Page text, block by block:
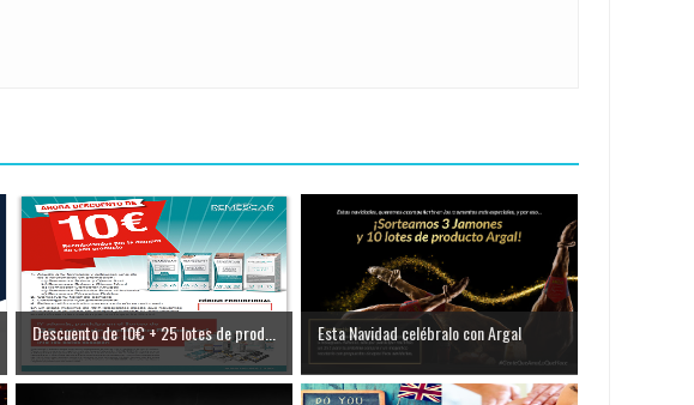
Descuento de 10€ + 25 lotes de prod... Esta Navidad celébralo con Argal